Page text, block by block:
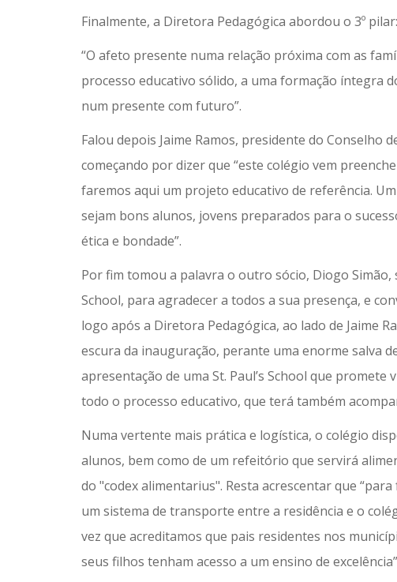
Finalmente, a Diretora Pedagógica abordou o 3º pilar:
“O afeto presente numa relação próxima com as
processo educativo sólido, a uma formação íntegra
num presente com futuro”.
Falou depois Jaime Ramos, presidente do Conselho
começando por dizer que “este colégio vem
faremos aqui um projeto educativo de referência.
sejam bons alunos, jovens preparados para o
ética e bondade”.
Por fim tomou a palavra o outro sócio, Diogo
School, para agradecer a todos a sua presença, e
logo após a Diretora Pedagógica, ao lado de Jaime
escura da inauguração, perante uma enorme salva
apresentação de uma St. Paul’s School que
todo o processo educativo, que terá também
Numa vertente mais prática e logística, o colégio
alunos, bem como de um refeitório que servirá
do "codex alimentarius". Resta acrescentar que
um sistema de transporte entre a residência e o
vez que acreditamos que pais residentes nos
seus filhos tenham acesso a um ensino de